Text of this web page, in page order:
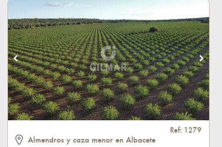
Ref: 1279
Almendros y caza menor en Albacete